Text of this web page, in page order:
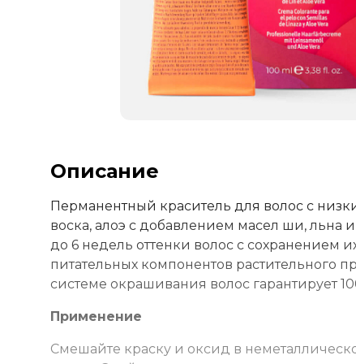
Описание
Перманентный краситель для волос с
воска, алоэ с добавлением масел ши, льна
до 6 недель оттенки волос с сохранением
питательных компонентов растительного
системе окрашивания волос гарантирует
Применение
Смешайте краску и оксид в